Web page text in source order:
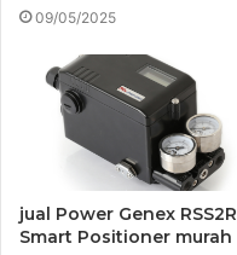
09/05/2025
jual Power Genex RSS2R
Smart Positioner murah